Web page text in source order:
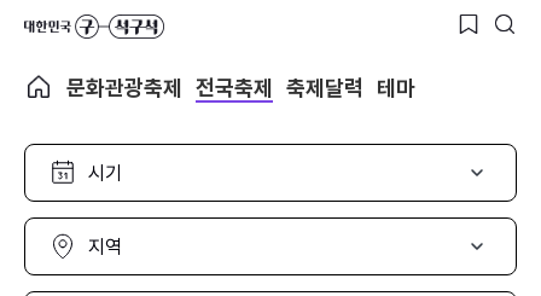
문화관광축제 전국축제 축제달력 테마
시
선
택
지
선